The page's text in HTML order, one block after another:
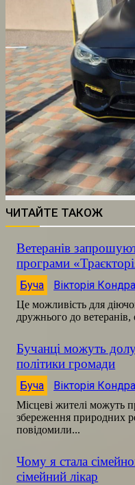
ЧИТАЙТЕ ТАКОЖ
Ветеранів
програми
Буча Вікторія
Це можливість для
дружнього до
Бучанці можуть
політики громади
Буча Вікторія
Місцеві жителі можуть
збереження природних
повідомили...
Чому я стала
сімейний лікар